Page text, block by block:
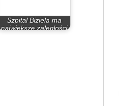
Szpital Biziela ma
największe zaległości